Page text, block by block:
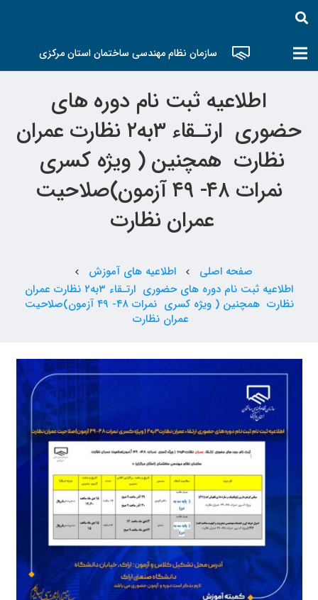
سازمان نظام مهندسی ساختمان استان مرکزی
اطلاعیه ثبت نام دوره های
حضوری ارتـقاء ۳به۲ نظارت عمران
نظارت همچنین ( ویژه کسری
نمرات ۴۸- ۴۹ آزمون)صلاحیت
عمران نظارت
صفحه اصلی chevron_left اطلاعیه های آموزش chevron_left
اطلاعیه ثبت نام دوره های حضوری ارتـقاء ۳به۲ نظارت عمران
نظارت همچنین ( ویژه کسری نمرات ۴۸- ۴۹ آزمون)صلاحیت
عمران نظارت